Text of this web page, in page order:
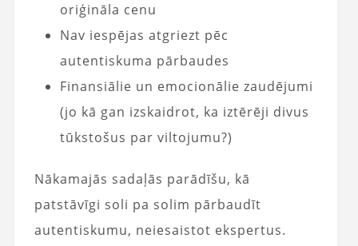
oriģināla cenu
Nav iespējas atgriezt pēc
autentiskuma pārbaudes
Finansiālie un emocionālie zaudējumi
(jo kā gan izskaidrot, ka iztērēji divus
tūkstošus par viltojumu?)
Nākamajās sadaļās parādīšu, kā
patstāvīgi soli pa solim pārbaudīt
autentiskumu, neiesaistot ekspertus.